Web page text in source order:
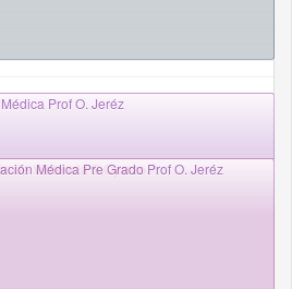
Prof O. Jeréz
de Violencia S.Oyarzo.
Médica Pre Grado Prof O. Jeréz